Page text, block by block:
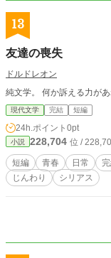
13
友達の喪失
ドルドレオン
純文学。 何か訴える力が
現代文学 完結 短編
24h.ポイント 0pt
小説 228,704 位 /
短編 青春 日常
じんわり
シリアス